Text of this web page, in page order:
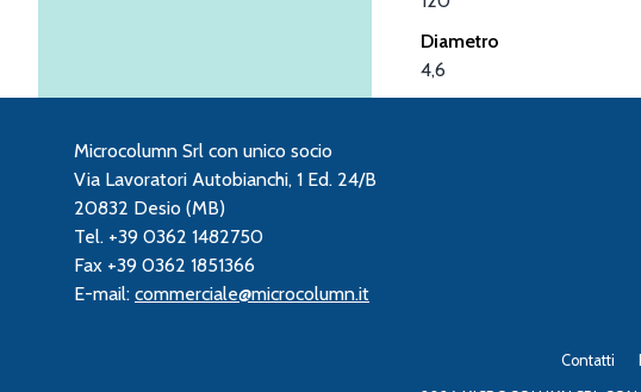
Diametro
4,6
Microcolumn Srl con unico socio
Via Lavoratori Autobianchi, 1 Ed. 24/B
20832 Desio (MB)
Tel. +39 0362 1482750
Fax +39 0362 1851366
E-mail: commerciale@microcolumn.it
Contatti